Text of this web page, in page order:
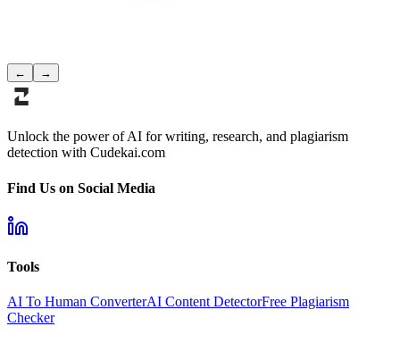
← →
Unlock the power of AI for writing, research, and plagiarism
detection with Cudekai.com
Find Us on Social Media
Tools
AI To Human ConverterAI Content DetectorFree Plagiarism
Checker